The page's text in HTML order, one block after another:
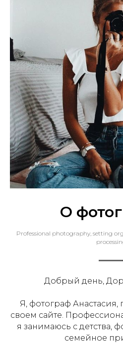
О
Professional photography, setting
Добрый день,
Я, фотограф Анастасия,
своем сайте.
я занимаюсь с детства,
семейное